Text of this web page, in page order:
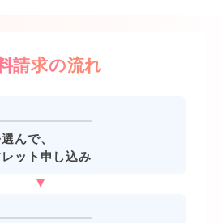
請求の流れ
んで、
ット申し込み